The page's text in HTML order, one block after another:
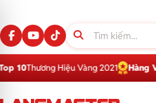
Vàng 2021 Hàng Việt TốtDịch